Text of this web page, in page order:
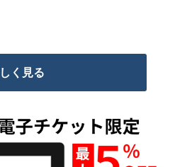
く見る